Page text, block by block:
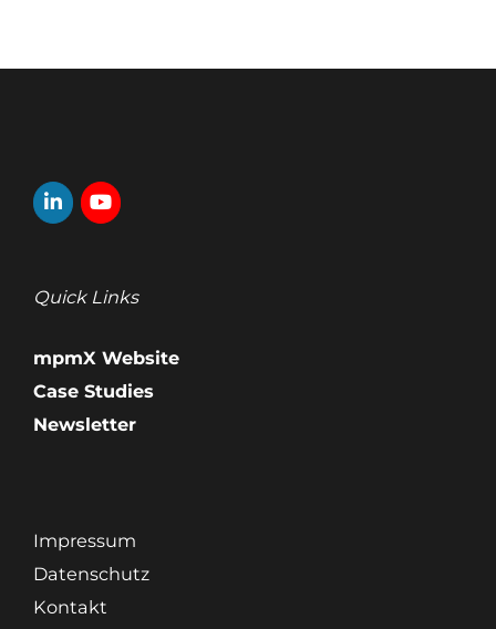
Quick Links
mpmX Website
Case Studies
Newsletter
Impressum
Datenschutz
Kontakt